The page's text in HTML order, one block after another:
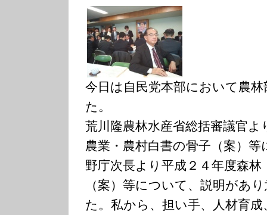
今日は自民党本部において農
た。
荒川隆農林水産省総括審議官よ
農業・農村白書の骨子（案）
野庁次長より平成２４年度森林
（案）等について、説明があ
た。私から、担い手、人材育